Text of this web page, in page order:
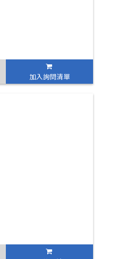
加入詢問清單